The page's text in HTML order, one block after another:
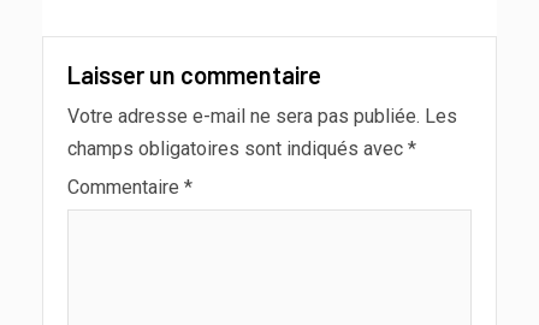
Laisser un commentaire
Votre adresse e-mail ne sera pas publiée. Les
champs obligatoires sont indiqués avec *
Commentaire *